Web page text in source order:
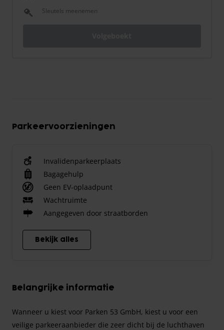
Sleutels meenemen
Parkeervoorzieningen
Invalidenparkeerplaats
Bagagehulp
Geen EV-oplaadpunt
Wachtruimte
Aangegeven door straatborden
Bekijk alles
Belangrijke informatie
Wanneer u kiest voor Parken 53 GmbH, kiest u voor een
veilige parkeeraanbieder die zeer dicht bij de luchthaven